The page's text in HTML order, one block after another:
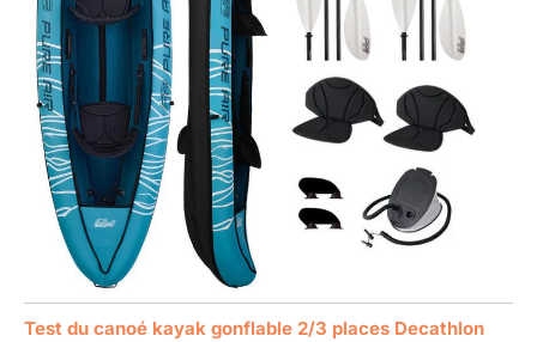
Test du canoé kayak gonflable 2/3 places Decathlon